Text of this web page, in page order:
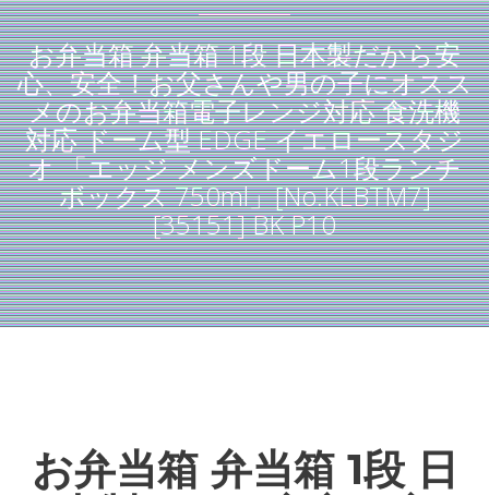
お弁当箱 弁当箱 1段 日本製だから安
心、安全！お父さんや男の子にオスス
メのお弁当箱電子レンジ対応 食洗機
対応 ドーム型 EDGE イエロースタジ
オ 「エッジ メンズドーム1段ランチ
ボックス 750ml」[No.KLBTM7]
[35151] BK P10
お弁当箱 弁当箱 1段 日